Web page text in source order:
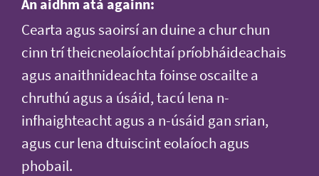
An aidhm atá againn:
Cearta agus saoirsí an duine a chur chun
cinn trí theicneolaíochtaí príobháideachais
agus anaithnideachta foinse oscailte a
chruthú agus a úsáid, tacú lena n-
infhaighteacht agus a n-úsáid gan srian,
agus cur lena dtuiscint eolaíoch agus
phobail.